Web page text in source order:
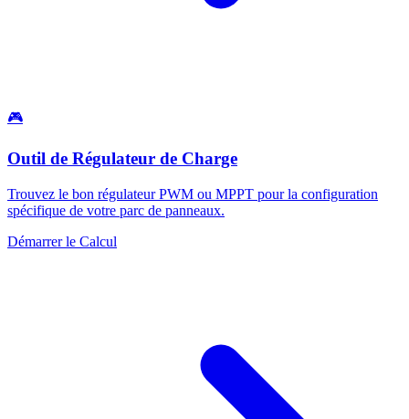
🎮
Outil de Régulateur de Charge
Trouvez le bon régulateur PWM ou MPPT pour la configuration
spécifique de votre parc de panneaux.
Démarrer le Calcul